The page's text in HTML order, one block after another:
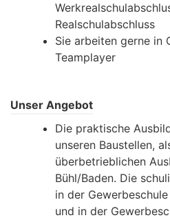
Realschulabschluss
Sie arbeiten gerne in
Teamplayer
Unser Angebot
Die praktische
unseren Baustellen,
überbetrieblichen
Bühl/Baden. Die
in der
und in der